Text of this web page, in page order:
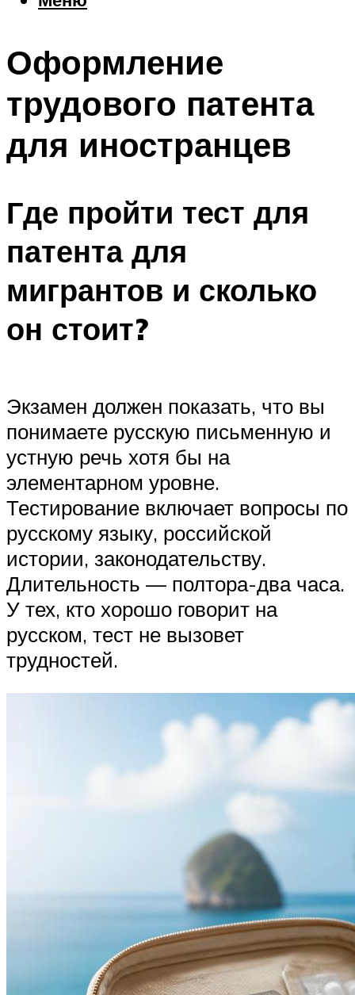
Шоппинг
Что посетить
Меню
Оформление
трудового патента
для иностранцев
Где пройти тест для
патента для
мигрантов и сколько
он стоит?
Экзамен должен показать, что вы
понимаете русскую письменную и
устную речь хотя бы на
элементарном уровне.
Тестирование включает вопросы по
русскому языку, российской
истории, законодательству.
Длительность — полтора-два часа.
У тех, кто хорошо говорит на
русском, тест не вызовет
трудностей.